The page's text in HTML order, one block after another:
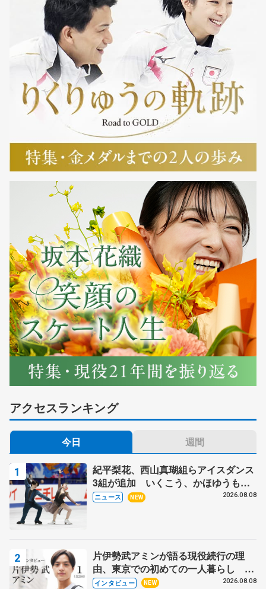
アクセスランキング
今日 週間
紀平梨花、西山真瑚組らアイスダンス
3組が追加 いくこう、かほゆうも、
木下グループ杯
ニュース NEW 2026.08.08
片伊勢武アミンが語る現役続行の理
由、東京での初めての一人暮らし 注
目スケーターの「今」に迫る
インタビュー NEW 2026.08.08